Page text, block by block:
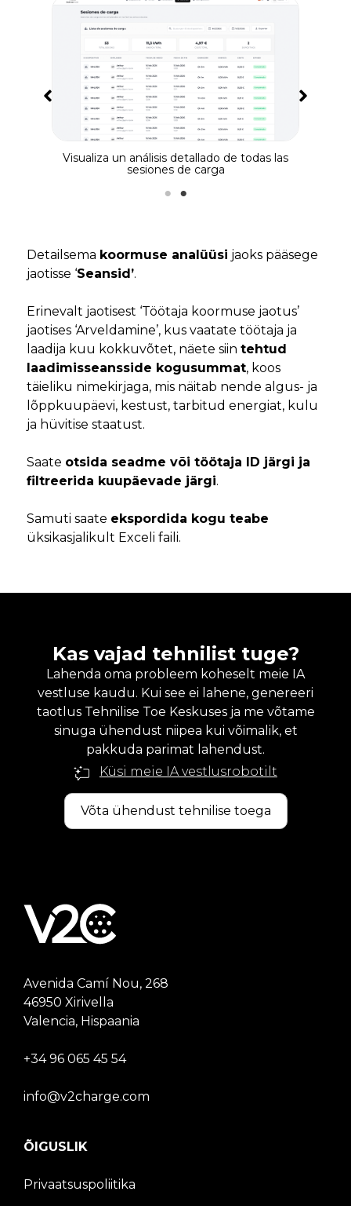
Visualiza un análisis detallado de todas las
sesiones de carga
Detailsema koormuse analüüsi jaoks pääsege
jaotisse ‘Seansid’.
Erinevalt jaotisest ‘Töötaja koormuse jaotus’
jaotises ‘Arveldamine’, kus vaatate töötaja ja
laadija kuu kokkuvõtet, näete siin tehtud
laadimisseansside kogusummat, koos
täieliku nimekirjaga, mis näitab nende algus- ja
lõppkuupäevi, kestust, tarbitud energiat, kulu
ja hüvitise staatust.
Saate otsida seadme või töötaja ID järgi ja
filtreerida kuupäevade järgi.
Samuti saate ekspordida kogu teabe
üksikasjalikult Exceli faili.
Kas vajad tehnilist tuge?
Lahenda oma probleem koheselt meie IA
vestluse kaudu. Kui see ei lahene, genereeri
taotlus Tehnilise Toe Keskuses ja me võtame
sinuga ühendust niipea kui võimalik, et
pakkuda parimat lahendust.
Küsi meie IA vestlusrobotilt
Võta ühendust tehnilise toega
Avenida Camí Nou, 268
46950 Xirivella
Valencia, Hispaania
+34 96 065 45 54
info@v2charge.com
ÕIGUSLIK
Privaatsuspoliitika